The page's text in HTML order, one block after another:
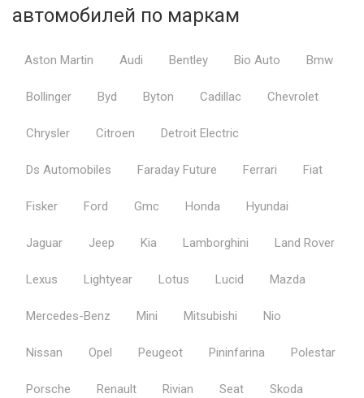
автомобилей по маркам
Aston Martin Audi Bentley Bio Auto Bmw
Bollinger Byd Byton Cadillac Chevrolet
Chrysler Citroen Detroit Electric
Ds Automobiles Faraday Future Ferrari Fiat
Fisker Ford Gmc Honda Hyundai
Jaguar Jeep Kia Lamborghini Land Rover
Lexus Lightyear Lotus Lucid Mazda
Mercedes-Benz Mini Mitsubishi Nio
Nissan Opel Peugeot Pininfarina Polestar
Porsche Renault Rivian Seat Skoda